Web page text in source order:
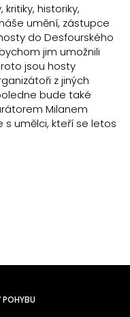
historiky,
umění, zástupce
do Desfourského
jim umožnili
jsou hosty
z jiných
bude také
Milanem
umělci, kteří se letos